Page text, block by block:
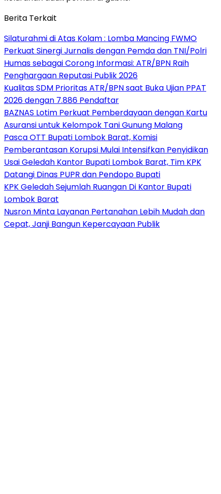
Berita Terkait
Silaturahmi di Atas Kolam : Lomba Mancing FWMO
Perkuat Sinergi Jurnalis dengan Pemda dan TNI/Polri
Humas sebagai Corong Informasi: ATR/BPN Raih
Penghargaan Reputasi Publik 2026
Kualitas SDM Prioritas ATR/BPN saat Buka Ujian PPAT
2026 dengan 7.886 Pendaftar
BAZNAS Lotim Perkuat Pemberdayaan dengan Kartu
Asuransi untuk Kelompok Tani Gunung Malang
Pasca OTT Bupati Lombok Barat, Komisi
Pemberantasan Korupsi Mulai Intensifkan Penyidikan
Usai Geledah Kantor Bupati Lombok Barat, Tim KPK
Datangi Dinas PUPR dan Pendopo Bupati
KPK Geledah Sejumlah Ruangan Di Kantor Bupati
Lombok Barat
Nusron Minta Layanan Pertanahan Lebih Mudah dan
Cepat, Janji Bangun Kepercayaan Publik